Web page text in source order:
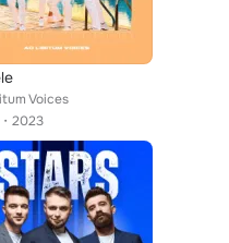
Voices
2023